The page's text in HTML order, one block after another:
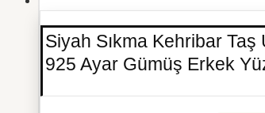
Siyah Sıkma Kehribar
925 Ayar Gümüş Erkek